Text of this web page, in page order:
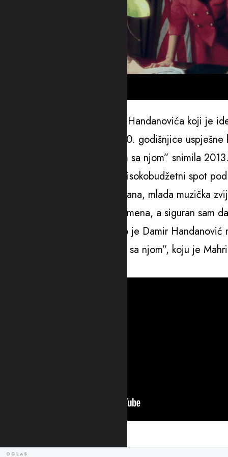
Ova numera, djelo je Damira Handanovića koji je
publici u znak obilježavanja 20. godišnjice uspješne
Ceca je pjesmu “Da raskinem sa njom” snimila
Damir Handanović, a prati i visokobudžetni spot
“Mahrina je izuzetno talentovana, mlada muzička
godine bila mnogo ispred vremena, a siguran sam
nekom novom zvuku”, napisao je Damir
Spot za pjesmu “Da raskinem sa njom”, koju je